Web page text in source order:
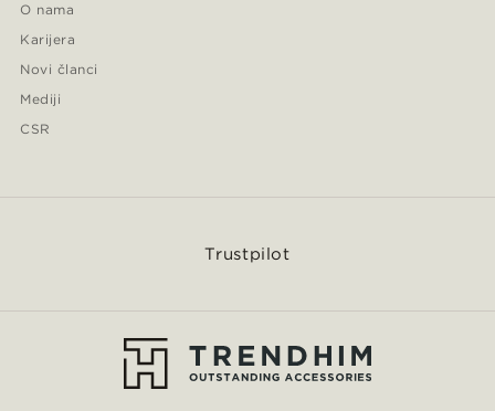
O nama
Karijera
Novi članci
Mediji
CSR
Trustpilot